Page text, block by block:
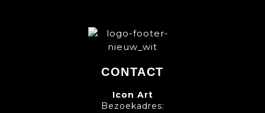
CONTACT
Icon Art
Bezoekadres: